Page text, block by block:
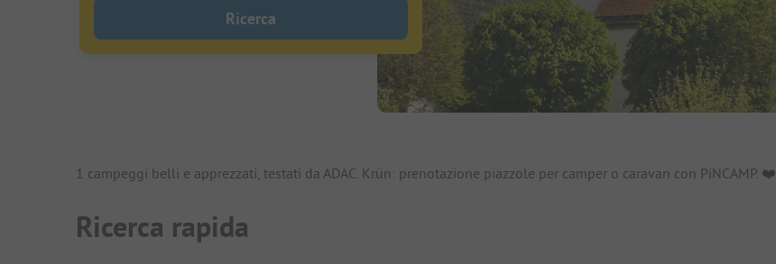
Ricerca
1 campeggi belli e apprezzati, testati da ADAC. Krün: prenotazione piazzole per camper o caravan con PiNCAMP. ❤️️
Ricerca rapida